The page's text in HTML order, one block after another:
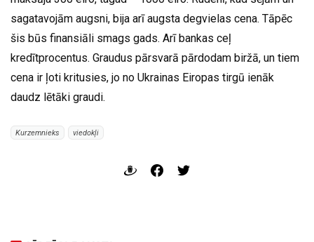
sagatavojām augsni, bija arī augsta degvielas cena. Tāpēc
šis būs finansiāli smags gads. Arī bankas ceļ
kredītprocentus. Graudus pārsvarā pārdodam biržā, un tiem
cena ir ļoti kritusies, jo no Ukrainas Eiropas tirgū ienāk
daudz lētāki graudi.
Kurzemnieks viedokļi